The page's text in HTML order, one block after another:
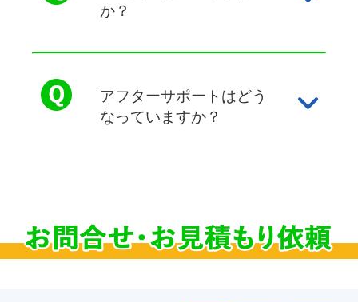
か？
アフターサポートはどう
なっていますか？